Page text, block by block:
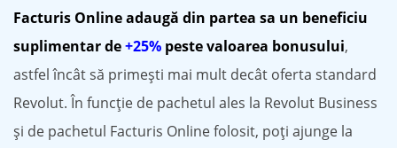
Facturis Online adaugă din partea sa un beneficiu
suplimentar de+25% peste valoarea bonusului,
astfel încât să primești mai mult decât oferta standard
Revolut. În funcție de pachetul ales la Revolut Business
și de pachetul Facturis Online folosit, poți ajunge la